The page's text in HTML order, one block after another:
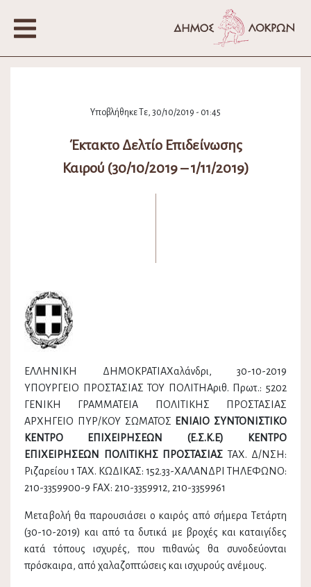
Υποβλήθηκε Τε, 30/10/2019 - 01:45
Έκτακτο Δελτίο Επιδείνωσης
Καιρού (30/10/2019 – 1/11/2019)
ΕΛΛΗΝΙΚΗ ΔΗΜΟΚΡΑΤΙΑΧαλάνδρι, 30-10-2019
ΥΠΟΥΡΓΕΙΟ ΠΡΟΣΤΑΣΙΑΣ ΤΟΥ ΠΟΛΙΤΗΑριθ. Πρωτ.: 5202
ΓΕΝΙΚΗ ΓΡΑΜΜΑΤΕΙΑ ΠΟΛΙΤΙΚΗΣ ΠΡΟΣΤΑΣΙΑΣ
ΑΡΧΗΓΕΙΟ ΠΥΡ/ΚΟΥ ΣΩΜΑΤΟΣ ΕΝΙΑΙΟ ΣΥΝΤΟΝΙΣΤΙΚΟ
ΚΕΝΤΡΟ ΕΠΙΧΕΙΡΗΣΕΩΝ (Ε.Σ.Κ.Ε) ΚΕΝΤΡΟ
ΕΠΙΧΕΙΡΗΣΕΩΝ ΠΟΛΙΤΙΚΗΣ ΠΡΟΣΤΑΣΙΑΣ ΤΑΧ. Δ/ΝΣΗ:
Ριζαρείου 1 ΤΑΧ. ΚΩΔΙΚΑΣ: 152.33-ΧΑΛΑΝΔΡΙ ΤΗΛΕΦΩΝΟ:
210-3359900-9 FAX: 210-3359912, 210-3359961
Μεταβολή θα παρουσιάσει ο καιρός από σήμερα Τετάρτη
(30-10-2019) και από τα δυτικά με βροχές και καταιγίδες
κατά τόπους ισχυρές, που πιθανώς θα συνοδεύονται
πρόσκαιρα, από χαλαζοπτώσεις και ισχυρούς ανέμους.